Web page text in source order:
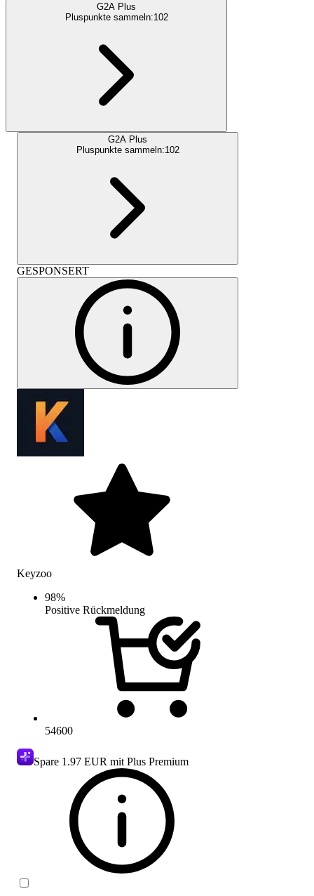
G2A Plus
Pluspunkte sammeln:102
G2A Plus
Pluspunkte sammeln:102
GESPONSERT
Keyzoo
98%
Positive Rückmeldung
54600
Spare 1.97 EUR mit Plus Premium